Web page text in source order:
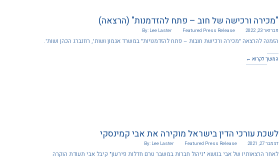
"מכירה ורכישה של חוב – פתח להזדמנות" (הרצאה)
פברואר 23, 2022 Featured Press Release
By: Lee Laster
הזמנה להרצאה "מכירה ורכישת חובות – פתח להזדמנויות" במשרד אגמון ושות', רוזנברג הכהן ושות'.
המשך לקרוא ←
לשכת עורכי הדין בישראל מוקירה את אבי קמינסקי
דצמבר 27, 2021 Featured Press Release
By: Lee Laster
לאחר הרצאותיו של אבי בנושא "ניהול חברות במשבר טרם חדלות פירעון" קיבל אבי תעודת הוקרה